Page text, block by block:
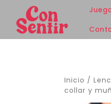
contenido
Inicio /
collar y